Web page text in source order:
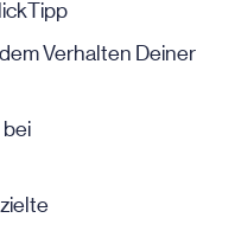
Verhalten Deiner